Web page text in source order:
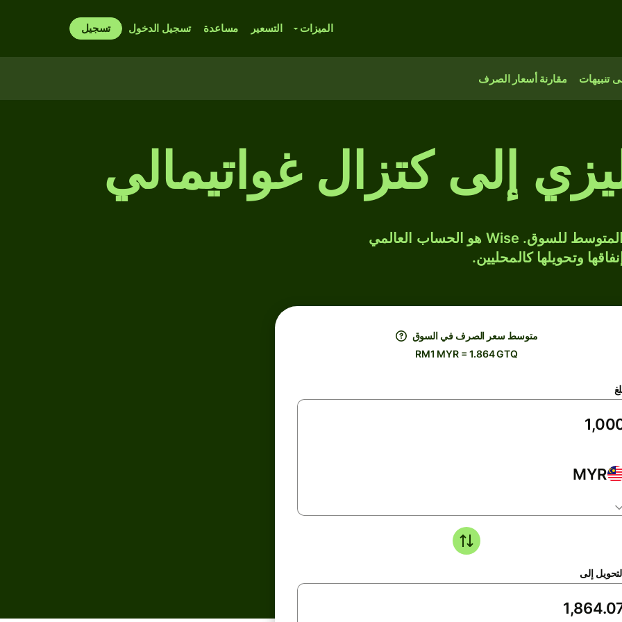
الميزات التسعير مساعدة تسجيل الدخول تسجيل
تنبيهات مقارنة أسعار الصرف
إلى كتزال غواتيمالي
حوّل MYR إلى GTQ بسعر الصرف المتوسط للسوق. Wise هو الحساب العالمي
وتحويلها كالمحليين.
متوسط ​​سعر الصرف في السوق
RM1 MYR = 1.864 GTQ
MYR
إلى